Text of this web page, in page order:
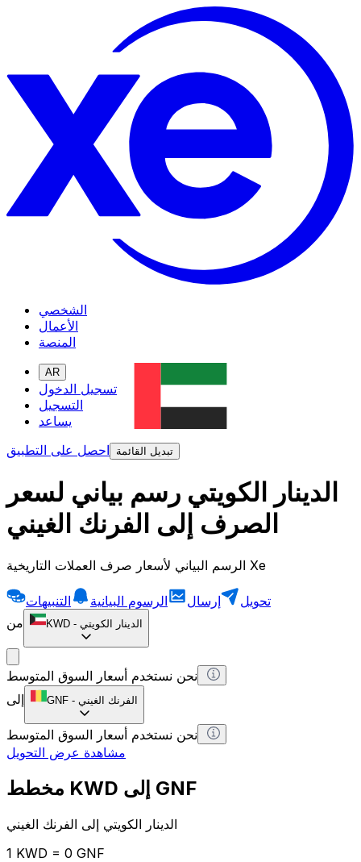
الشخصي
الأعمال
المنصة
AR
تسجيل الدخول
التسجيل
يساعد
احصل على التطبيق
تبديل القائمة
الدينار الكويتي رسم بياني لسعر
الصرف إلى الفرنك الغيني
الرسم البياني لأسعار صرف العملات التاريخية Xe
تحويل إرسال الرسوم البيانية
التنبيهات
من
KWD - الدينار الكويتي
نحن نستخدم أسعار السوق المتوسط
إلى
GNF - الفرنك الغيني
نحن نستخدم أسعار السوق المتوسط
مشاهدة عرض التحويل
مخطط KWD إلى GNF
الدينار الكويتي إلى الفرنك الغيني
1 KWD = 0 GNF